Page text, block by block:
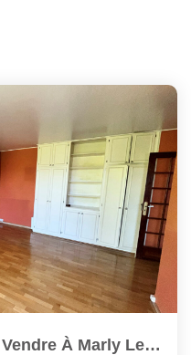
Appartement 3 Pièces À Vendre À Marly Le Roi - Dernier...